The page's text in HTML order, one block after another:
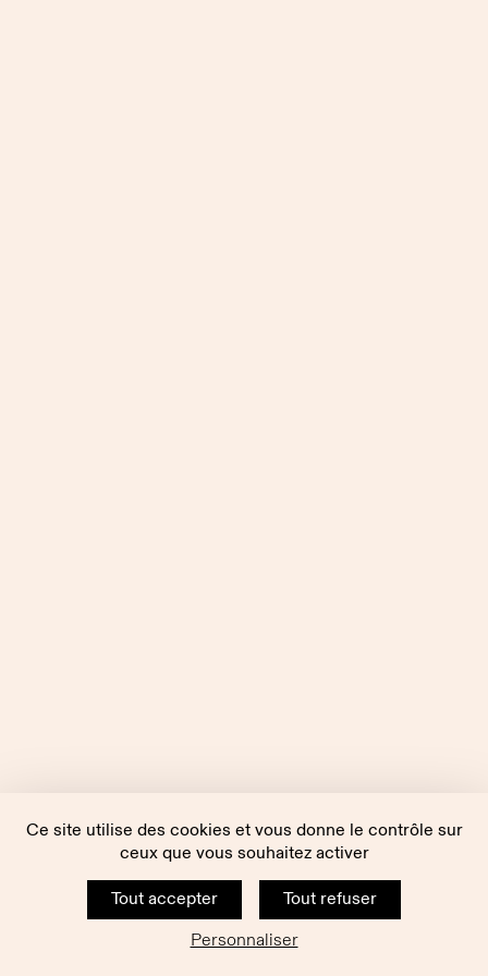
Ce site utilise des cookies et vous donne le contrôle sur
ceux que vous souhaitez activer
Tout accepter
Tout refuser
Personnaliser